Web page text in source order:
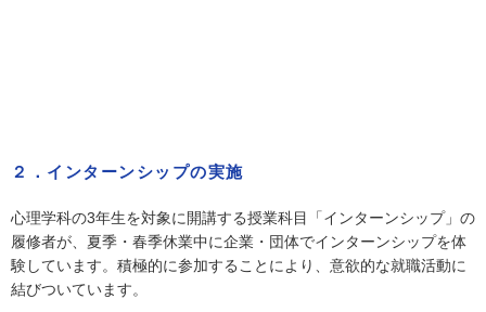
２．インターンシップの実施
心理学科の3年生を対象に開講する授業科目「インターンシップ」の
履修者が、夏季・春季休業中に企業・団体でインターンシップを体
験しています。積極的に参加することにより、意欲的な就職活動に
結びついています。